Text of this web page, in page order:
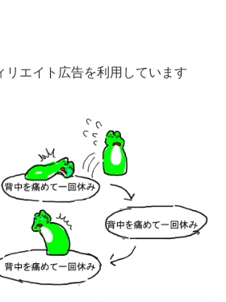
エイト広告を利用しています